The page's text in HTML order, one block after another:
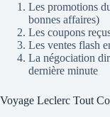
Les promotions
bonnes affaires)
Les coupons
Les ventes flash
La négociation
dernière minute
Voyage Leclerc Tout